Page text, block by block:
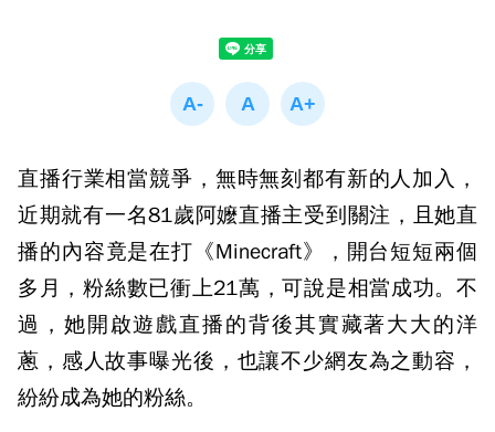
直播行業相當競爭，無時無刻都有新的人加入，
近期就有一名81歲阿嬤直播主受到關注，且她直
播的內容竟是在打《Minecraft》，開台短短兩個
多月，粉絲數已衝上21萬，可說是相當成功。不
過，她開啟遊戲直播的背後其實藏著大大的洋
蔥，感人故事曝光後，也讓不少網友為之動容，
紛紛成為她的粉絲。